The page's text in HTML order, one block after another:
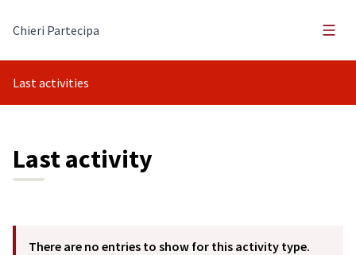
Chieri Partecipa
Main
Last activities
Last activity
There are no entries to show for this activity type.